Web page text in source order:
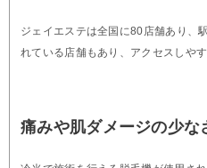
ジェイエステは全国に80店舗あり、
れている店舗もあり、アクセスしやす
痛みや肌ダメージの少な